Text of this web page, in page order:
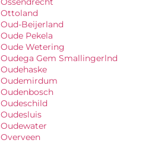
Ottoland
Oud-Beijerland
Oude Pekela
Oude Wetering
Oudega Gem Smallingerlnd
Oudehaske
Oudemirdum
Oudenbosch
Oudeschild
Oudesluis
Oudewater
Overveen